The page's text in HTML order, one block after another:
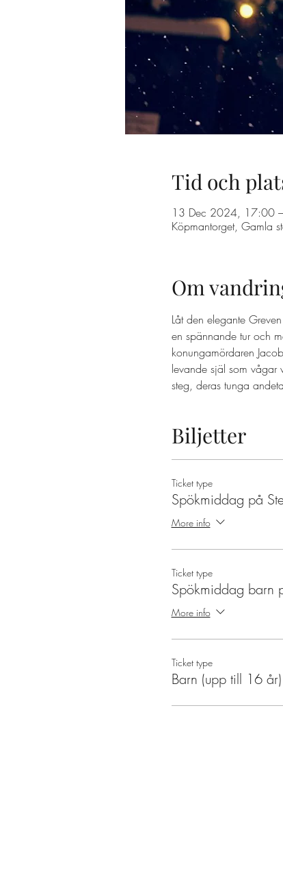
Tid och
13 Dec 2024, 17:00
Köpmantorget, Gamla
Om
Låt den elegante
en spännande tur och
konungamördaren
levande själ som vågar
steg, deras tunga
Biljetter
Ticket type
Spökmiddag på
More info
Ticket type
Spökmiddag barn
More info
Ticket type
Barn (upp till 16 år)